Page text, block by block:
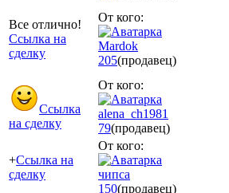
Все отлично!
Ссылка на
сделку
От кого:
Mardok
205(продавец)
Ссылка
на сделку
От кого:
alena_ch1981
79(продавец)
+Ссылка на
сделку
От кого:
чипса
150(продавец)